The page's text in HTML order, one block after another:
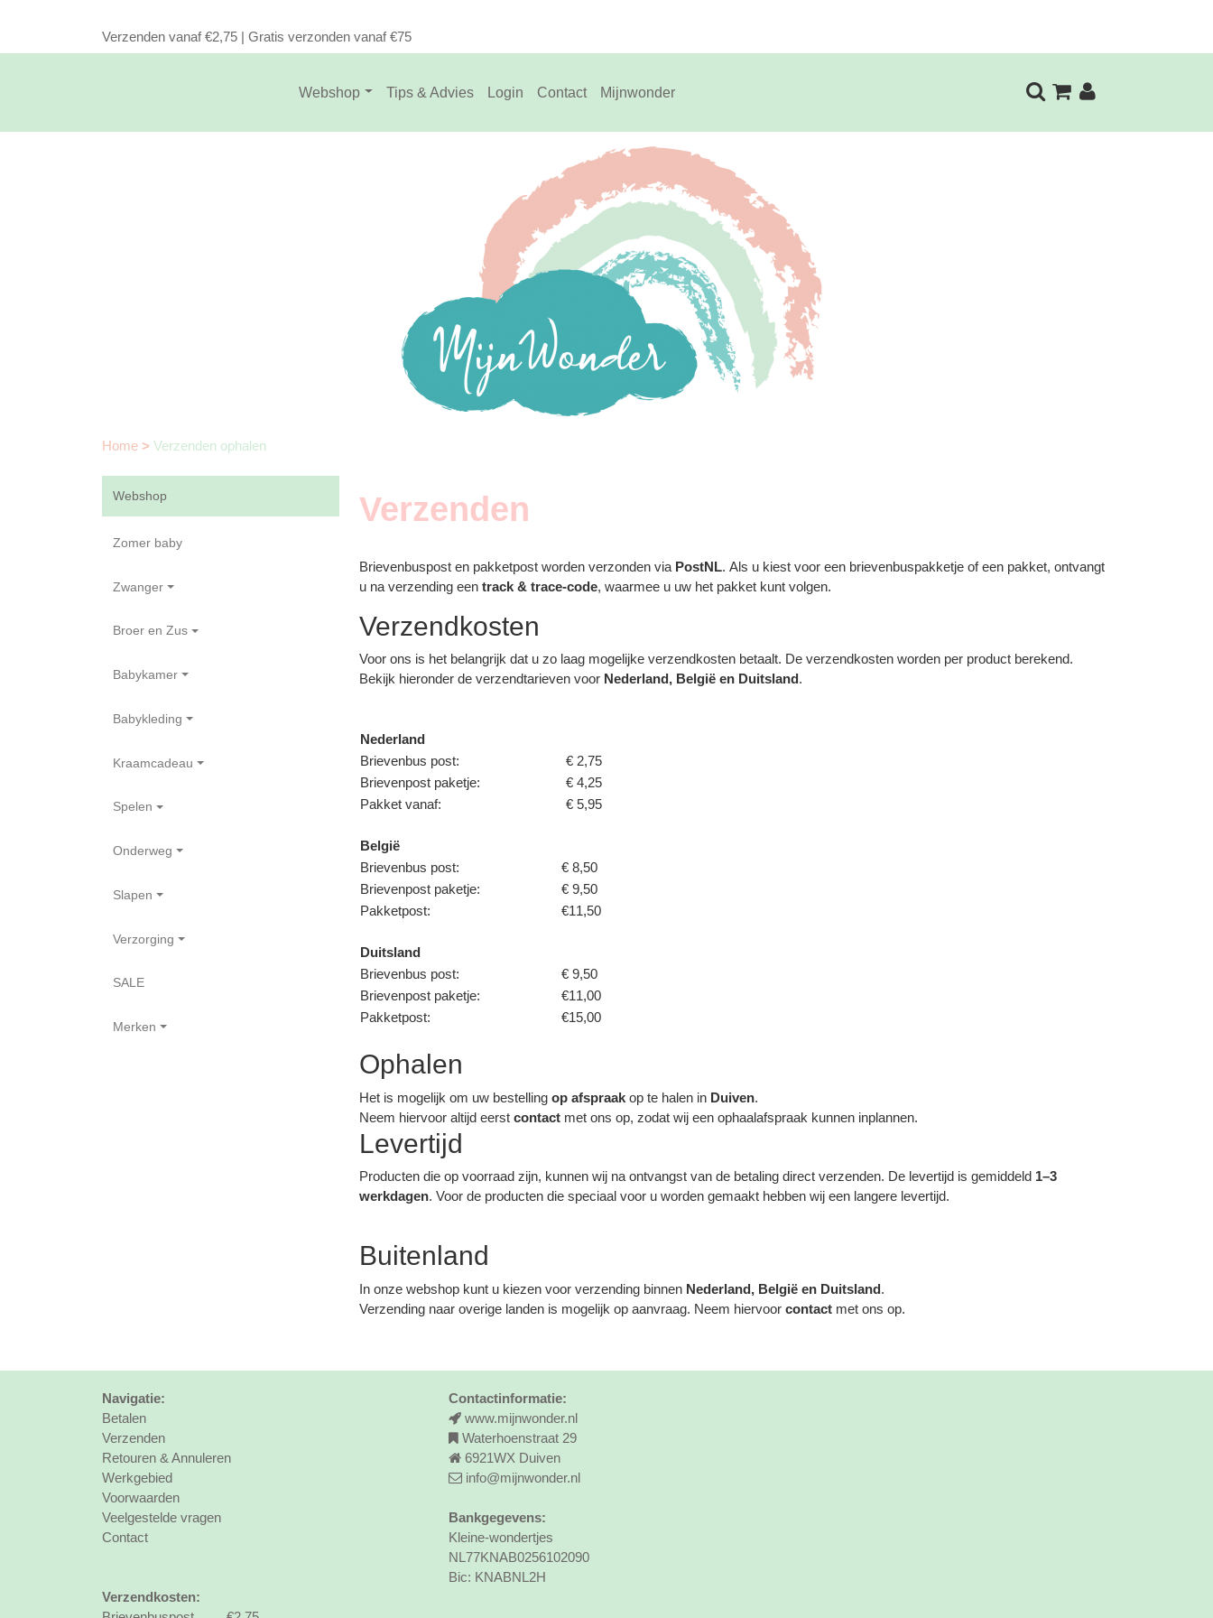
Verzenden vanaf €2,75 | Gratis verzonden vanaf €75
Mijnwonder
Contact
Login
Tips & Advies
Webshop
Home> Verzenden ophalen
Webshop
Zomer baby
Zwanger
Broer en Zus
Babykamer
Babykleding
Kraamcadeau
Spelen
Onderweg
Slapen
Verzorging
SALE
Merken
Verzenden
Brievenbuspost en pakketpost worden verzonden via PostNL. Als u kiest voor een brievenbuspakketje of een pakket, ontvangt
u na verzending eentrack & trace-code, waarmee u uw het pakket kunt volgen.
Verzendkosten
Voor ons is het belangrijk dat u zo laag mogelijke verzendkosten betaalt. De verzendkosten worden per product berekend.
Bekijk hieronder de verzendtarieven voor Nederland, België en Duitsland.
Nederland
Brievenbus post:
€ 2,75
Brievenpost paketje:
€ 4,25
Pakket vanaf:
€ 5,95
België
Brievenbus post:
€ 8,50
Brievenpost paketje:
€ 9,50
Pakketpost:
€11,50
Duitsland
Brievenbus post:
€ 9,50
Brievenpost paketje:
€11,00
Pakketpost:
€15,00
Ophalen
Het is mogelijk om uw bestellingop afspraak op te halen in Duiven.
Neem hiervoor altijd eerstcontact met ons op, zodat wij een ophaalafspraak kunnen inplannen.
Levertijd
Producten die op voorraad zijn, kunnen wij na ontvangst van de betaling direct verzenden. De levertijd is gemiddeld 1–3
werkdagen. Voor de producten die speciaal voor u worden gemaakt hebben wij een langere levertijd.
Buitenland
In onze webshop kunt u kiezen voor verzending binnen Nederland, België en Duitsland.
Verzending naar overige landen is mogelijkop aanvraag. Neem hiervoorcontact met ons op.
Navigatie:
Betalen
Verzenden
Retouren & Annuleren
Werkgebied
Voorwaarden
Veelgestelde vragen
Contact
Contactinformatie:
www.mijnwonder.nl
Waterhoenstraat 29
6921WX Duiven
info@mijnwonder.nl
Bankgegevens:
Kleine-wondertjes
NL77KNAB0256102090
Bic: KNABNL2H
Verzendkosten: